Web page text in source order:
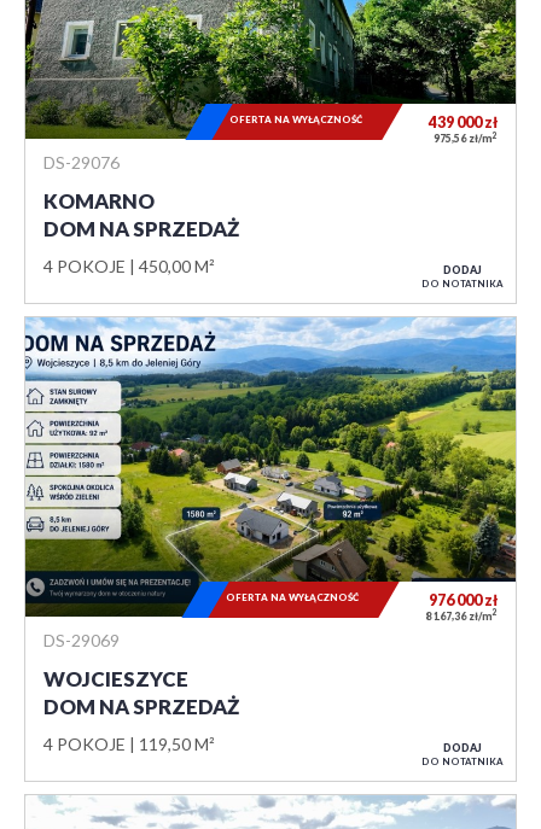
DS-29076
KOMARNO
DOM NA SPRZEDAŻ
4 POKOJE 450,00 M²
439 000zł
975,56 zł/m2
OFERTA NA WYŁĄCZNOŚĆ
DODAJ
DO NOTATNIKA
DS-29069
WOJCIESZYCE
DOM NA SPRZEDAŻ
4 POKOJE 119,50 M²
976 000zł
8 167,36 zł/m2
OFERTA NA WYŁĄCZNOŚĆ
DODAJ
DO NOTATNIKA